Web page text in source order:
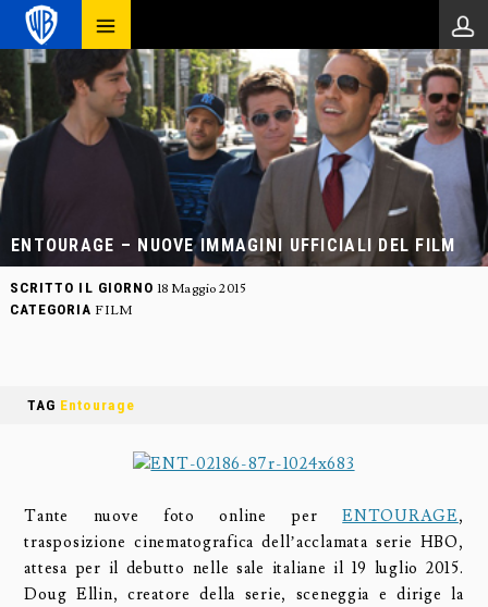
ENTOURAGE – NUOVE IMMAGINI UFFICIALI DEL FILM
SCRITTO IL GIORNO 18 Maggio 2015
CATEGORIA FILM
TAG Entourage
Tante nuove foto online perENTOURAGE,
trasposizione cinematografica dell’acclamata serie HBO,
attesa per il debutto nelle sale italiane il 19 luglio 2015.
Doug Ellin, creatore della serie, sceneggia e dirige la